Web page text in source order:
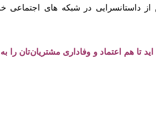
از داستانسرایی در شبکه های
هم اعتماد و وفاداری مشتریان‌تان را